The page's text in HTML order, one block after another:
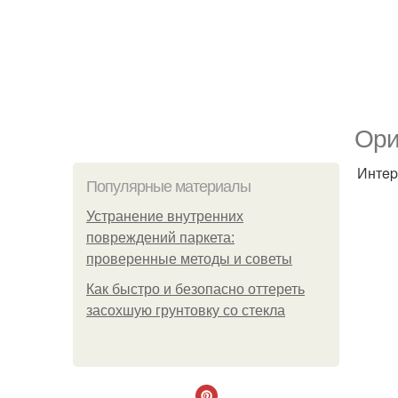
Популярные материалы
Устранение внутренних
повреждений паркета:
проверенные методы и советы
Как быстро и безопасно оттереть
засохшую грунтовку со стекла